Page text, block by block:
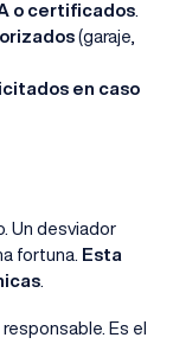
o certificados.
(garaje,
en caso
Un desviador
fortuna. Esta
.
Es el